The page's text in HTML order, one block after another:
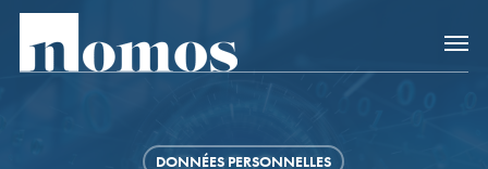
Skip
main
Accès rapide
DONNÉES PERSONNELLES